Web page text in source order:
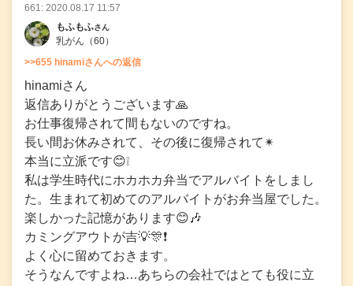
661: 2020.08.17 11:57
もふもふさん
乳がん （60）
>>655 hinamiさんへの返信
hinamiさん
返信ありがとうございます🙏
お仕事復帰されて間もないのですね。
長い間お休みされて、その後に復帰されて✴
本当に立派です😊❕
私は学生時代にホカホカ弁当でアルバイトをしまし
た。生まれて初めてのアルバイトがお弁当屋でした。
楽しかった記憶があります😊🎶
カミングアウトが吉💡🎊❗
よく心に留めておきます。
そうなんですよね…あちらの会社ではとても役に立